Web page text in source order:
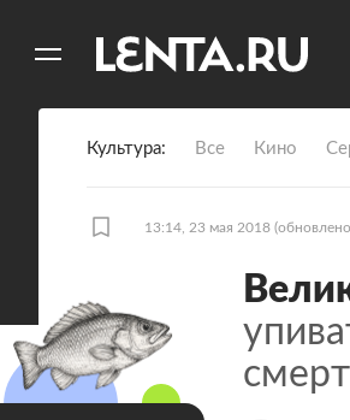
Культура Все Кино
13:14, 23 мая 2018